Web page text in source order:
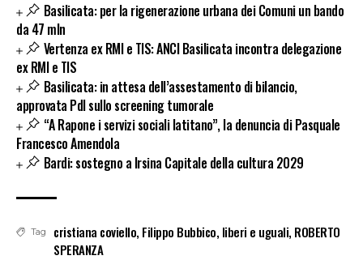
Basilicata: per la rigenerazione urbana dei Comuni un bando
da 47 mln
Vertenza ex RMI e TIS: ANCI Basilicata incontra delegazione
ex RMI e TIS
Basilicata: in attesa dell’assestamento di bilancio,
approvata Pdl sullo screening tumorale
“A Rapone i servizi sociali latitano”, la denuncia di Pasquale
Francesco Amendola
Bardi: sostegno a Irsina Capitale della cultura 2029
Tag cristiana coviello, Filippo Bubbico, liberi e uguali, ROBERTO
SPERANZA